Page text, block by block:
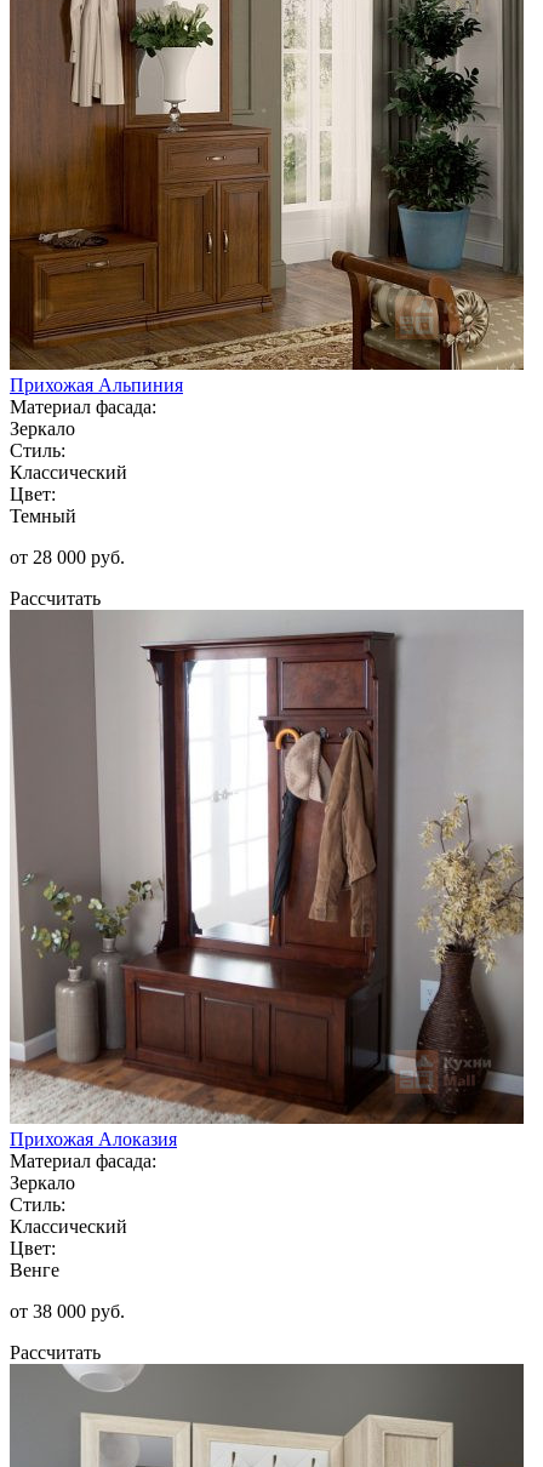
Прихожая Альпиния
Материал фасада:
Зеркало
Стиль:
Классический
Цвет:
Темный
от 28 000 руб.
Рассчитать
Прихожая Алоказия
Материал фасада:
Зеркало
Стиль:
Классический
Цвет:
Венге
от 38 000 руб.
Рассчитать